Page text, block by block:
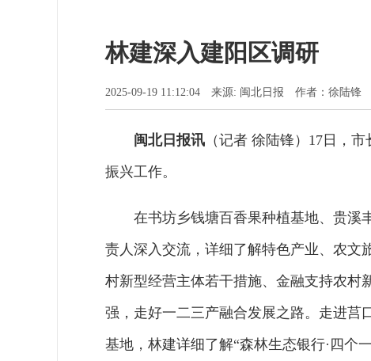
林建深入建阳区调研
2025-09-19 11:12:04 来源: 闽北日报 作者：徐陆锋
闽北日报讯 （记者 徐陆锋）17日，
振兴工作。
在书坊乡钱塘百香果种植基地、贵溪
责人深入交流，详细了解特色产业、农文
村新型经营主体若干措施、金融支持农村
强，走好一二三产融合发展之路。走进莒
基地，林建详细了解“森林生态银行·四个